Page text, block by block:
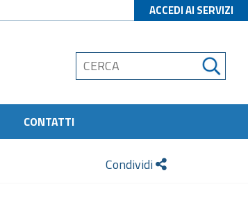
ACCEDI AI SERVIZI
CONTATTI
Condividi